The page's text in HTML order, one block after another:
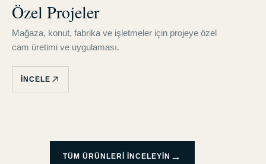
Özel Projeler
Mağaza, konut, fabrika ve işletmeler için projeye özel
cam üretimi ve uygulaması.
İNCELE
TÜM ÜRÜNLERI INCELEYIN →